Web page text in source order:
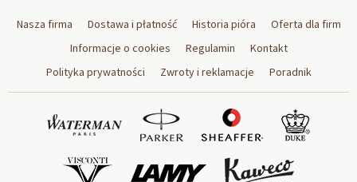
Nasza firma Dostawa i płatność Historia pióra
Oferta dla firm
Informacje o cookies
Regulamin
Kontakt
Polityka prywatności
Zwroty i reklamacje Poradnik